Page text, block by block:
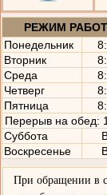
РЕЖИМ
Понедельник
Вторник
Среда
Четверг
Пятница
Перерыв на обед:
Суббота
Воскресенье
При обращении в